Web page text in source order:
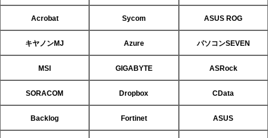
Acrobat Sycom ASUS ROG
キヤノンMJ Azure パソコンSEVEN
MSI GIGABYTE ASRock
SORACOM Dropbox CData
Backlog Fortinet ASUS